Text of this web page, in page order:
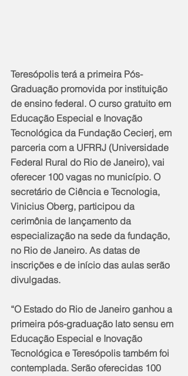
Teresópolis terá a primeira Pós-
Graduação promovida por instituição
de ensino federal. O curso gratuito em
Educação Especial e Inovação
Tecnológica da Fundação Cecierj, em
parceria com a UFRRJ (Universidade
Federal Rural do Rio de Janeiro), vai
oferecer 100 vagas no município. O
secretário de Ciência e Tecnologia,
Vinicius Oberg, participou da
cerimônia de lançamento da
especialização na sede da fundação,
no Rio de Janeiro. As datas de
inscrições e de início das aulas serão
divulgadas.
“O Estado do Rio de Janeiro ganhou a
primeira pós-graduação lato sensu em
Educação Especial e Inovação
Tecnológica e Teresópolis também foi
contemplada. Serão oferecidas 100